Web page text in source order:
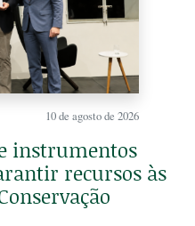
10 de agosto de 2026
instrumentos
recursos às